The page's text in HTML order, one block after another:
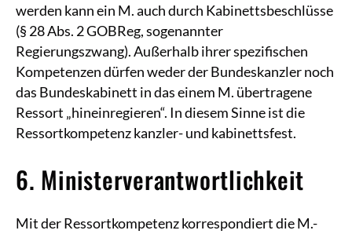
werden kann ein M. auch durch Kabinettsbeschlüsse
(§ 28 Abs. 2 GOBReg, sogenannter
Regierungszwang). Außerhalb ihrer spezifischen
Kompetenzen dürfen weder der Bundeskanzler noch
das Bundeskabinett in das einem M. übertragene
Ressort „hineinregieren“. In diesem Sinne ist die
Ressortkompetenz kanzler- und kabinettsfest.
6. Ministerverantwortlichkeit
Mit der Ressortkompetenz korrespondiert die M.-